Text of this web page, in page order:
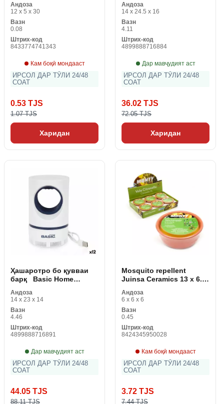
Андоза
12 x 5 x 30
Вазн
0.08
Штрих-код
8433774741343
Кам боқӣ мондааст
ИРСОЛ ДАР ТӮЛИ 24/48
СОАТ
0.53 TJS
1.07 TJS
Харидан
см)
Андоза
14 x 24.5 x 16
Вазн
4.11
Штрих-код
4899888716884
Дар мавҷудият аст
ИРСОЛ ДАР ТӮЛИ 24/48
СОАТ
36.02 TJS
72.05 TJS
Харидан
Ҳашаротро бо қувваи
барқ ​ ​ Basic Home
дона) мекушад
Андоза
14 x 23 x 14
Вазн
4.46
Штрих-код
4899888716891
Дар мавҷудият аст
ИРСОЛ ДАР ТӮЛИ 24/48
СОАТ
44.05 TJS
88.11 TJS
Mosquito repellent
Juinsa Ceramics 13 x 6.
Андоза
6 x 6 x 6
Вазн
0.45
Штрих-код
8424345950028
Кам боқӣ мондааст
ИРСОЛ ДАР ТӮЛИ 24/48
СОАТ
3.72 TJS
7.44 TJS